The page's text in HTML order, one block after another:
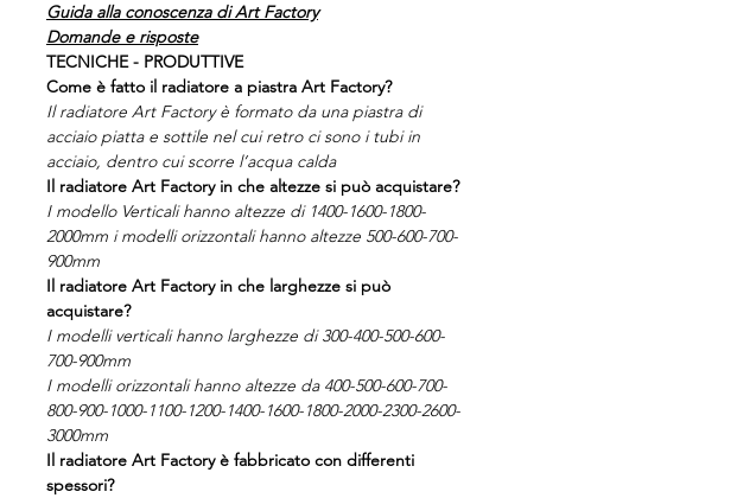
Guida alla conoscenza di Art Factory
Domande e risposte
TECNICHE - PRODUTTIVE
Come è fatto il radiatore a piastra Art Factory?
Il radiatore Art Factory è formato da una piastra di
acciaio piatta e sottile nel cui retro ci sono i tubi in
acciaio, dentro cui scorre l’acqua calda
Il radiatore Art Factory in che altezze si può acquistare?
I modello Verticali hanno altezze di 1400-1600-1800-
2000mm i modelli orizzontali hanno altezze 500-600-700-
900mm
Il radiatore Art Factory in che larghezze si può
acquistare?
I modelli verticali hanno larghezze di 300-400-500-600-
700-900mm
I modelli orizzontali hanno altezze da 400-500-600-700-
800-900-1000-1100-1200-1400-1600-1800-2000-2300-2600-
3000mm
Il radiatore Art Factory è fabbricato con differenti
spessori?